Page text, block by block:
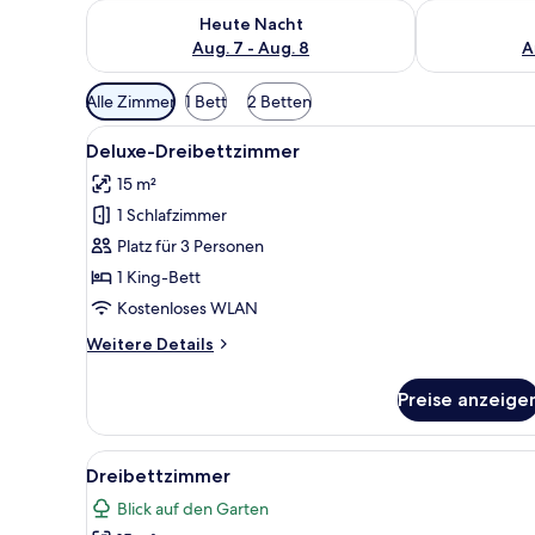
Heute Nacht
Aug. 7 - Aug. 8
Überprüfe die Verfügbarkeit für heute Nacht, Aug. 7
Überprüfe
Verfügbare
Filter
für
Zimmer
Alle Zimmer 1 Bett 2 Betten
Alle
Fotos
für
Deluxe-
Dreibettzimmer
anzeigen
Eine Person sitzt auf einem
4
Deluxe-Dreibettzimmer
15 m²
1 Schlafzimmer
Platz für 3 Personen
1 King-Bett
Kostenloses WLAN
Weitere Details
Weitere
Dreibettzimmer
Preise
Alle
Fotos
für
Ein Hotelzimmer mit Bett,
3
Dreibettzimmer
Blick auf den Garten